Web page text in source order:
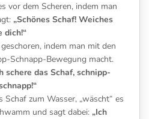
vor dem Scheren, indem man
„Schönes Schaf! Weiches
dich!“
indem man mit den
Schnapp-Bewegung macht.
schere das Schaf, schnipp-
zum Wasser, „wäscht“ es
und sagt dabei: „Ich